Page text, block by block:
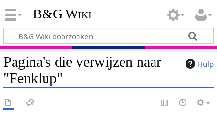
B&G Wiki
Hulp
Pagina's die verwijzen naar
"Fenklup"